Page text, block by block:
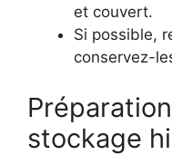
et couvert.
Si possible,
conservez-
stockage